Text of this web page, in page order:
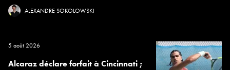
ALEXANDRE SOKOLOWSKI
5 août 2026
Alcaraz déclare forfait à Cincinnati ;